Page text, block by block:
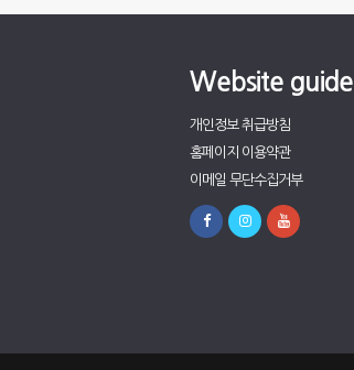
Website guide
개인정보 취급방침
홈페이지 이용약관
이메일 무단수집거부